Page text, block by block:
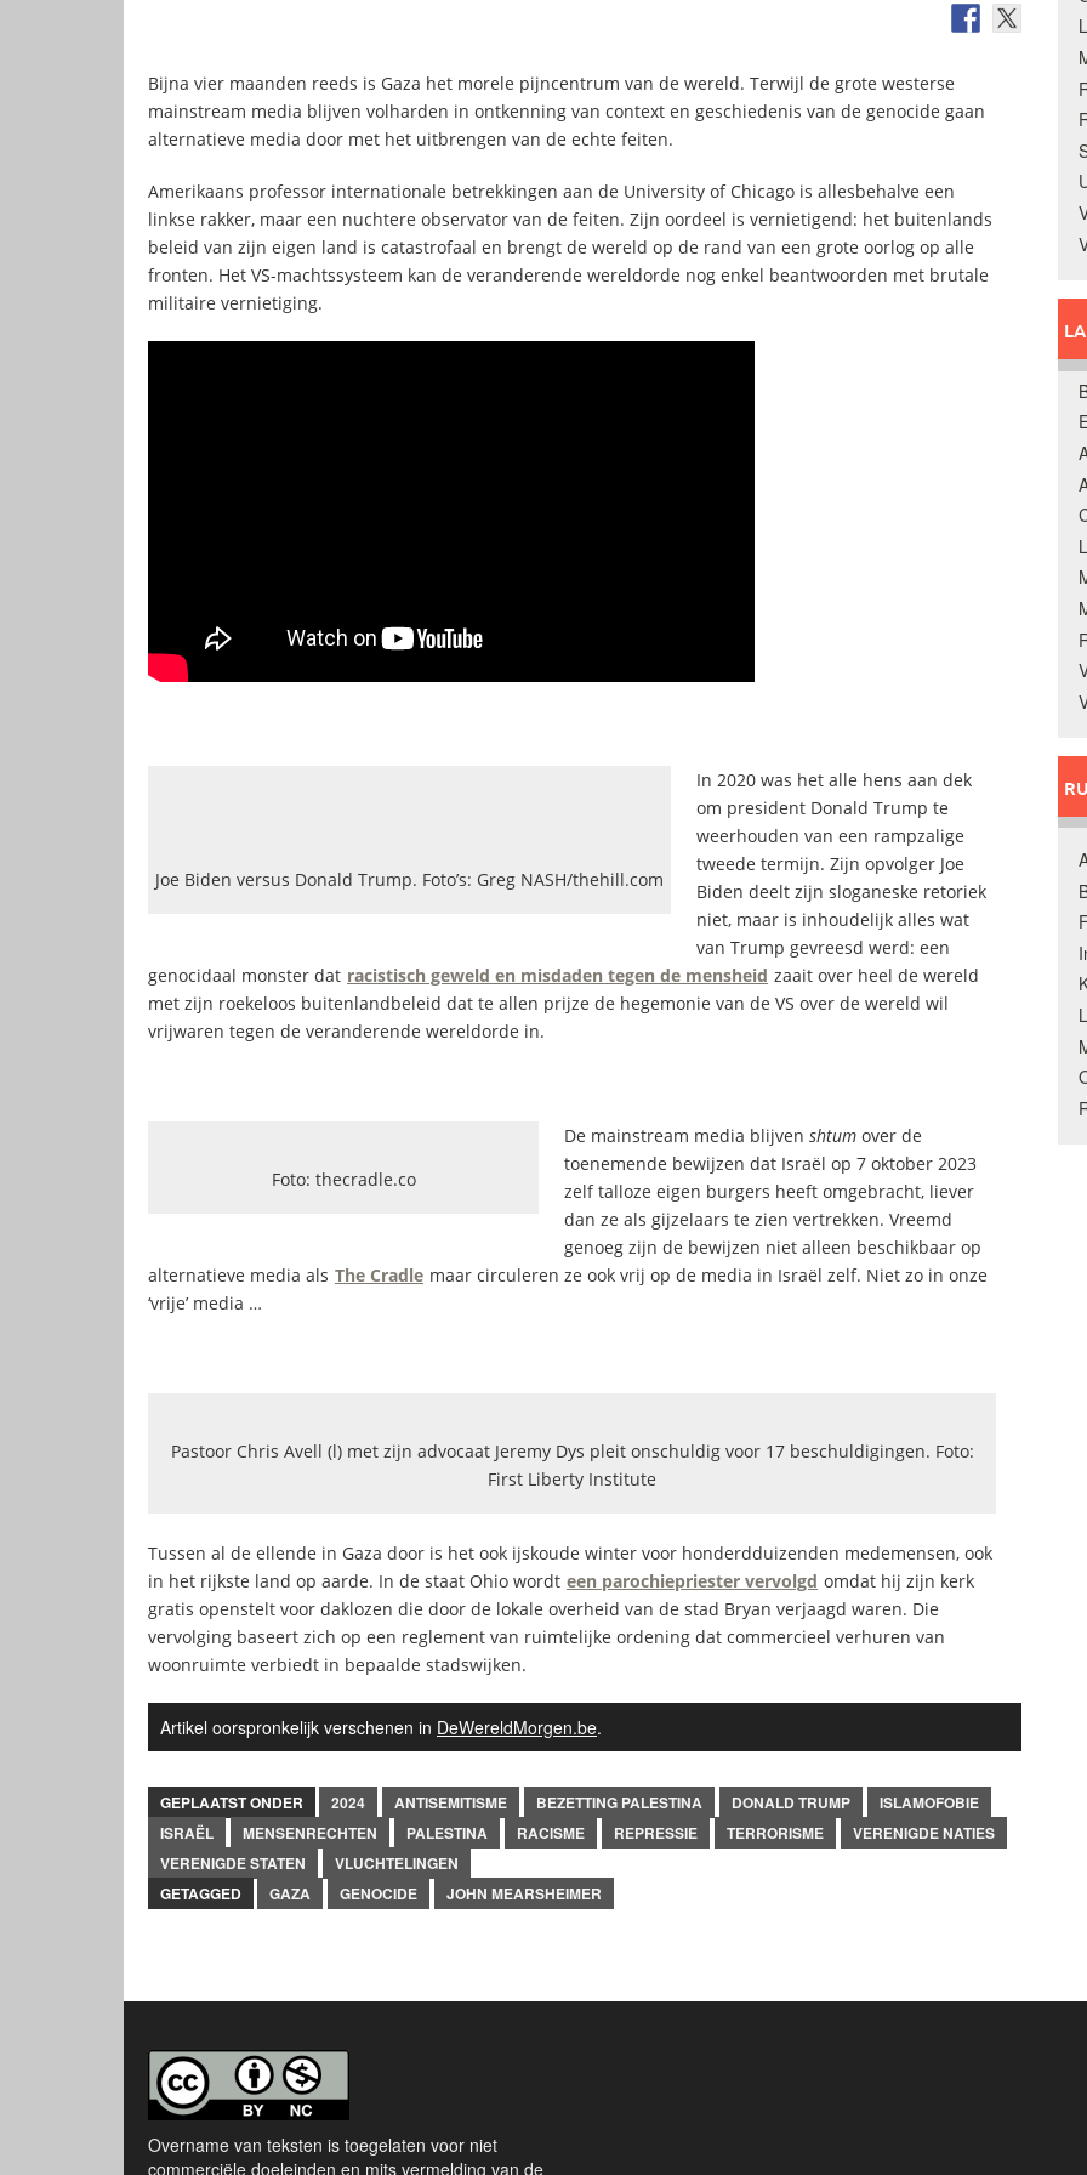
Bijna vier maanden reeds is Gaza het morele pijncentrum van de wereld. Terwijl de grote westerse
mainstream media blijven volharden in ontkenning van context en geschiedenis van de genocide gaan
alternatieve media door met het uitbrengen van de echte feiten.
Amerikaans professor internationale betrekkingen aan de University of Chicago is allesbehalve een
linkse rakker, maar een nuchtere observator van de feiten. Zijn oordeel is vernietigend: het buitenlands
beleid van zijn eigen land is catastrofaal en brengt de wereld op de rand van een grote oorlog op alle
fronten. Het VS-machtssysteem kan de veranderende wereldorde nog enkel beantwoorden met brutale
militaire vernietiging.
Joe Biden versus Donald Trump. Foto’s: Greg NASH/thehill.com
In 2020 was het alle hens aan dek
om president Donald Trump te
weerhouden van een rampzalige
tweede termijn. Zijn opvolger Joe
Biden deelt zijn sloganeske retoriek
niet, maar is inhoudelijk alles wat
van Trump gevreesd werd: een
genocidaal monster dat racistisch geweld en misdaden tegen de mensheid zaait over heel de wereld
met zijn roekeloos buitenlandbeleid dat te allen prijze de hegemonie van de VS over de wereld wil
vrijwaren tegen de veranderende wereldorde in.
Foto: thecradle.co
De mainstream media blijven shtum over de
toenemende bewijzen dat Israël op 7 oktober 2023
zelf talloze eigen burgers heeft omgebracht, liever
dan ze als gijzelaars te zien vertrekken. Vreemd
genoeg zijn de bewijzen niet alleen beschikbaar op
alternatieve media als The Cradle maar circuleren ze ook vrij op de media in Israël zelf. Niet zo in onze
‘vrije’ media …
Pastoor Chris Avell (l) met zijn advocaat Jeremy Dys pleit onschuldig voor 17 beschuldigingen. Foto:
First Liberty Institute
Tussen al de ellende in Gaza door is het ook ijskoude winter voor honderdduizenden medemensen, ook
in het rijkste land op aarde. In de staat Ohio wordt een parochiepriester vervolgd omdat hij zijn kerk
gratis openstelt voor daklozen die door de lokale overheid van de stad Bryan verjaagd waren. Die
vervolging baseert zich op een reglement van ruimtelijke ordening dat commercieel verhuren van
woonruimte verbiedt in bepaalde stadswijken.
Artikel oorspronkelijk verschenen in DeWereldMorgen.be.
GEPLAATST ONDER 2024 ANTISEMITISME BEZETTING PALESTINA DONALD TRUMP
ISLAMOFOBIE
ISRAËL
MENSENRECHTEN PALESTINA RACISME REPRESSIE TERRORISME
VERENIGDE NATIES
VERENIGDE STATEN
VLUCHTELINGEN
GETAGGED
GAZA GENOCIDE JOHN MEARSHEIMER
Overname van teksten is toegelaten voor niet
commerciële doeleinden en mits vermelding van de